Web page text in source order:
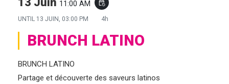
11:00 AM event_repeat
UNTIL 13 JUIN, 03:00 PM 4h
BRUNCH LATINO
BRUNCH LATINO
Partage et découverte des saveurs latinos